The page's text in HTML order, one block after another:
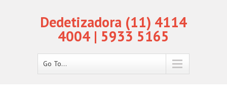
Dedetizadora (11) 4114
4004 | 5933 5165
Go To...